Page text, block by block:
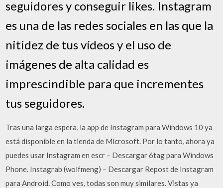
seguidores y conseguir likes. Instagram
es una de las redes sociales en las que la
nitidez de tus vídeos y el uso de
imágenes de alta calidad es
imprescindible para que incrementes
tus seguidores.
Tras una larga espera, la app de Instagram para Windows 10 ya
está disponible en la tienda de Microsoft. Por lo tanto, ahora ya
puedes usar Instagram en escr – Descargar 6tag para Windows
Phone. Instagrab (wolfmeng) – Descargar Repost de Instagram
para Android. Como ves, todas son muy similares. Vistas ya